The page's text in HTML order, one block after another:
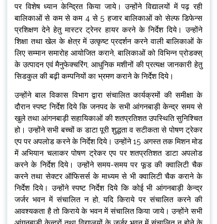
पर विशेष ध्यान केन्द्रित किया जाये। उन्होंने विद्यालयों में पढ़ रही
बालिकाओं से कम से कम 4 से 5 हजार बालिकाओं को सेल्फ डिफेन्स
प्रशिक्षण देने हेतु मास्टर ट्रेनर हायर करने के निर्देश दिये। उन्होंने
शिक्षा तथा खेल के क्षेत्र में उत्कृष्ट प्रदर्शन करने वाली बालिकाओं के
लिए सम्मान समारोह आयोजित कराने, बालिकाओं को विभिन्न प्रोडक्स्
के उत्पादन एवं मैनुफेक्चरिंग, आधुनिक मशीनों की प्रत्यक्ष जानकारी हेतु
सिडकुल की बढ़ी कम्पनियों का भ्रमण कराने के निर्देश दिये।
उन्होंने बाल विकास विभाग द्वारा संचालित कार्यक्रमों की समीक्षा के
दौरान स्पष्ट निर्देश दिये कि जनपद के सभी आंगनबाड़ी केन्द्र समय से
खुले तथा आंगनबाड़ी सहायिकाओं की शतप्रतिशत उपस्थिति सुनिश्चित
हो। उन्होंने सभी बच्चों क डाटा पूरी शुद्धता व सटीकता से पोषण ट्रेकर
एप पर अपलोड करने के निर्देश दिये। उन्होंने 15 अगस्त तक मिशन मोड
में अभियान चलाकर पोषण ट्रेकर एप पर शतप्रतिशत डाटा अपलोड
करने के निर्देश दिये। उन्होंने समय-समय पर फूड की क्वालिटी चैक
करने तथा सेक्टर ऑफिसर्स के माध्यम से भी क्वालिटी चैक कराने के
निर्देश दिये। उन्होंने स्पष्ट निर्देश दिये कि कोई भी आंगनबाड़ी केन्द्र
जर्जर भवन में संचालित न हो, यदि किराये पर संचालित करने की
आवश्यकता है तो किराये के भवन में संचालित किया जाये। उन्होंने सभी